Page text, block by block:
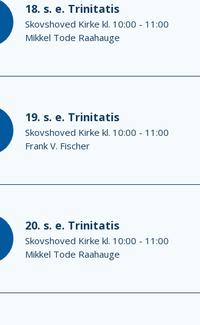
18. s. e. Trinitatis
Skovshoved Kirke kl. 10:00 - 11:00
Mikkel Tode Raahauge
19. s. e. Trinitatis
Skovshoved Kirke kl. 10:00 - 11:00
Frank V. Fischer
20. s. e. Trinitatis
Skovshoved Kirke kl. 10:00 - 11:00
Mikkel Tode Raahauge